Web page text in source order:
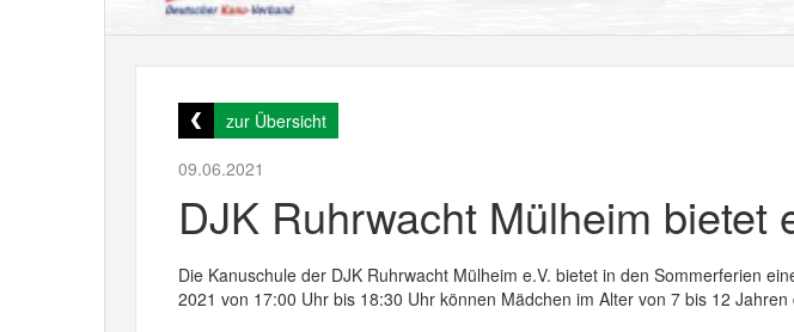
zur Übersicht
09.06.2021
DJK Ruhrwacht Mülheim
Die Kanuschule der DJK Ruhrwacht Mülheim e.V. bietet in den Sommerferien
2021 von 17:00 Uhr bis 18:30 Uhr können Mädchen im Alter von 7 bis 12